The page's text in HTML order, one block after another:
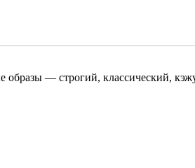
— строгий, классический,